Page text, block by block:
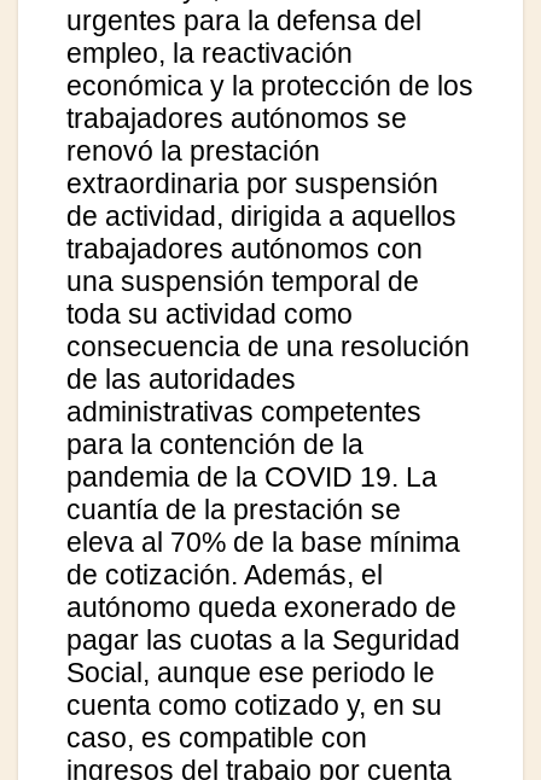
urgentes para la defensa del
empleo, la reactivación
económica y la protección de los
trabajadores autónomos se
renovó la prestación
extraordinaria por suspensión
de actividad, dirigida a aquellos
trabajadores autónomos con
una suspensión temporal de
toda su actividad como
consecuencia de una resolución
de las autoridades
administrativas competentes
para la contención de la
pandemia de la COVID 19. La
cuantía de la prestación se
eleva al 70% de la base mínima
de cotización. Además, el
autónomo queda exonerado de
pagar las cuotas a la Seguridad
Social, aunque ese periodo le
cuenta como cotizado y, en su
caso, es compatible con
ingresos del trabajo por cuenta